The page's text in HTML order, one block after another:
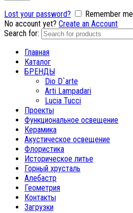
Lost your password?
Remember me
No account yet? Create an Account
Search for:
Главная
Каталог
БРЕНДЫ
Dio D`arte
Arti Lampadari
Lucia Tucci
Проекты
Функциональное освещение
Керамика
Акустическое освещение
Флористика
Историческое литье
Горный хрусталь
Алебастр
Геометрия
Контакты
Загрузки